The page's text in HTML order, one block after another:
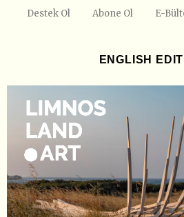
Destek Ol Abone Ol E-
ENGLISH